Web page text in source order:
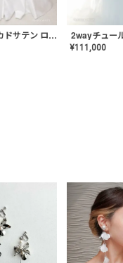
2way ミカドサテン ロールカラードレス〈PD-WDOR-511〉
¥111,000